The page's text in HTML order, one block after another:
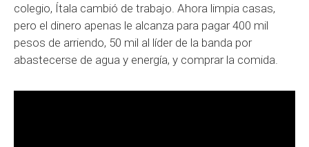
colegio, Ítala cambió de trabajo. Ahora limpia casas,
pero el dinero apenas le alcanza para pagar 400 mil
pesos de arriendo, 50 mil al líder de la banda por
abastecerse de agua y energía, y comprar la comida.